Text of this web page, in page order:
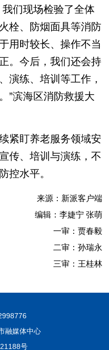
们现场检验了全体
栓、防烟面具等消防
用时较长、操作不当
。今后，我们还会持
演练、培训等工作，
”滨海区消防救援大
盯养老服务领域安
传、培训与演练，不
控水平。
来源：新派客户端
编辑：李婕宁 张萌
一审：贾春毅
二审：孙瑞永
三审：王桂林
融媒体中心
号